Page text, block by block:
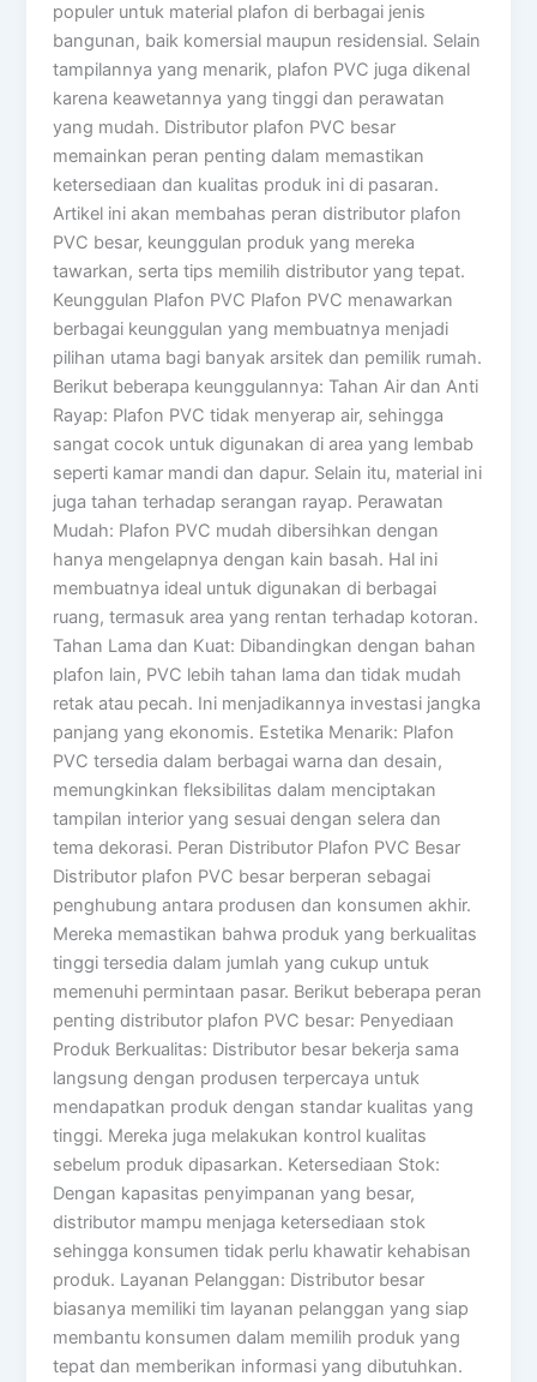
populer untuk material plafon di berbagai jenis
bangunan, baik komersial maupun residensial. Selain
tampilannya yang menarik, plafon PVC juga dikenal
karena keawetannya yang tinggi dan perawatan
yang mudah. Distributor plafon PVC besar
memainkan peran penting dalam memastikan
ketersediaan dan kualitas produk ini di pasaran.
Artikel ini akan membahas peran distributor plafon
PVC besar, keunggulan produk yang mereka
tawarkan, serta tips memilih distributor yang tepat.
Keunggulan Plafon PVC Plafon PVC menawarkan
berbagai keunggulan yang membuatnya menjadi
pilihan utama bagi banyak arsitek dan pemilik rumah.
Berikut beberapa keunggulannya: Tahan Air dan Anti
Rayap: Plafon PVC tidak menyerap air, sehingga
sangat cocok untuk digunakan di area yang lembab
seperti kamar mandi dan dapur. Selain itu, material ini
juga tahan terhadap serangan rayap. Perawatan
Mudah: Plafon PVC mudah dibersihkan dengan
hanya mengelapnya dengan kain basah. Hal ini
membuatnya ideal untuk digunakan di berbagai
ruang, termasuk area yang rentan terhadap kotoran.
Tahan Lama dan Kuat: Dibandingkan dengan bahan
plafon lain, PVC lebih tahan lama dan tidak mudah
retak atau pecah. Ini menjadikannya investasi jangka
panjang yang ekonomis. Estetika Menarik: Plafon
PVC tersedia dalam berbagai warna dan desain,
memungkinkan fleksibilitas dalam menciptakan
tampilan interior yang sesuai dengan selera dan
tema dekorasi. Peran Distributor Plafon PVC Besar
Distributor plafon PVC besar berperan sebagai
penghubung antara produsen dan konsumen akhir.
Mereka memastikan bahwa produk yang berkualitas
tinggi tersedia dalam jumlah yang cukup untuk
memenuhi permintaan pasar. Berikut beberapa peran
penting distributor plafon PVC besar: Penyediaan
Produk Berkualitas: Distributor besar bekerja sama
langsung dengan produsen terpercaya untuk
mendapatkan produk dengan standar kualitas yang
tinggi. Mereka juga melakukan kontrol kualitas
sebelum produk dipasarkan. Ketersediaan Stok:
Dengan kapasitas penyimpanan yang besar,
distributor mampu menjaga ketersediaan stok
sehingga konsumen tidak perlu khawatir kehabisan
produk. Layanan Pelanggan: Distributor besar
biasanya memiliki tim layanan pelanggan yang siap
membantu konsumen dalam memilih produk yang
tepat dan memberikan informasi yang dibutuhkan.